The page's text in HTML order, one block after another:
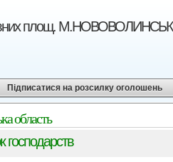
площ. М.НОВОВОЛИНСЬК
Підписатися на розсилку оголошень
область
господарств